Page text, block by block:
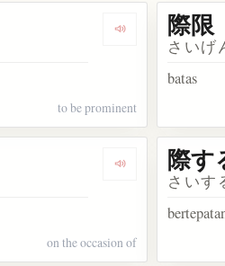
Dengarkan
to be prominent
際限
さいげ
batas
Dengarkan
on the occasion of
際す
さいす